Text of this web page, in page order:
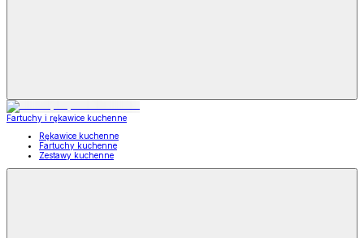
Fartuchy i rękawice kuchenne
Rękawice kuchenne
Fartuchy kuchenne
Zestawy kuchenne